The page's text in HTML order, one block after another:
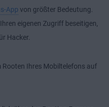
App von größter Bedeutung.
eigenen Zugriff beseitigen,
Hacker.
Rooten Ihres Mobiltelefons auf